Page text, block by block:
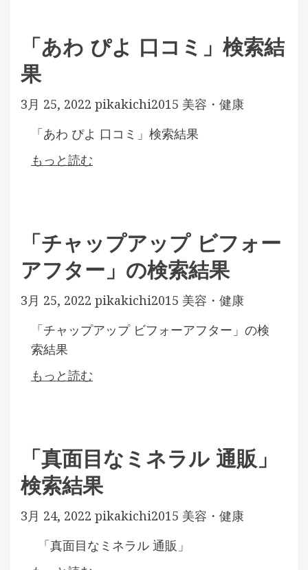
「あわ ぴよ 口コミ」検索結
果
3月 25, 2022 pikakichi2015 美容・健康
「あわ ぴよ 口コミ」検索結果
もっと読む
「チャップアップ ビフォー
アフター」の検索結果
3月 25, 2022 pikakichi2015 美容・健康
「チャップアップ ビフォーアフター」の検
索結果
もっと読む
「真面目なミネラル 通販」
検索結果
3月 24, 2022 pikakichi2015 美容・健康
「真面目なミネラル 通販」